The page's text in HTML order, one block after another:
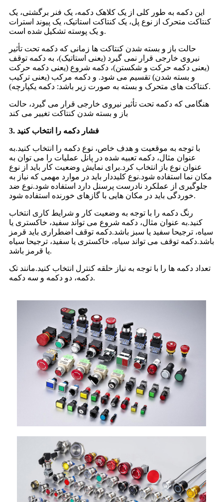
این دکمه به طور کلی از یک کلاهک دکمه، یک فنر برگشتی، یک
کنتاکت متحرک از نوع پل، یک کنتاکت استاتیک، یک پیوند استرات
و یک پوسته تشکیل شده است.
حالت باز و بسته شدن کنتاکت ها زمانی که دکمه تحت تأثیر
نیروی خارجی قرار نمی گیرد (یعنی استاتیک)، به دکمه توقف
(یعنی دکمه حرکت و شکستن)، دکمه شروع (یعنی دکمه حرکت
و بسته شدن) تقسیم می شود. و دکمه مرکب (یعنی ترکیب
کنتاکت های متحرک و بسته به صورت زیر باشد: دکمه یکپارچه).
هنگامی که دکمه تحت تأثیر نیروی خارجی قرار می گیرد، حالت
باز و بسته شدن کنتاکت تغییر می کند
3. فشار دکمه را انتخاب کنید
با توجه به موقعیت و هدف خاص، نوع دکمه را انتخاب کنید.به
عنوان مثال، دکمه تعبیه شده در پانل عملیات را می توان به
عنوان نوع باز انتخاب کرد.برای نمایش وضعیت کار باید از نوع
مکان نما استفاده شود.نوع کلیددار باید در موارد مهمی که نیاز به
جلوگیری از عملکرد نادرست پرسنل دارد استفاده شود.نوع ضد
خوردگی باید در مکان هایی با گازهای خورنده استفاده شود.
رنگ دکمه را با توجه به وضعیت کار و شرایط کاری انتخاب
کنید.به عنوان مثال، دکمه شروع می تواند سفید، خاکستری یا
سیاه، ترجیحا سفید یا سبز باشد.دکمه توقف اضطراری باید قرمز
باشد.دکمه توقف می تواند سیاه، خاکستری یا سفید، ترجیحا سیاه
یا قرمز باشد.
تعداد دکمه ها را با توجه به نیاز حلقه کنترل انتخاب کنید.مانند تک
دکمه، دو دکمه و سه دکمه.